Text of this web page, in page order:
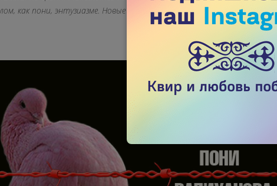
как пони, энтузиазме. Новые стримы будут выходить на нашем